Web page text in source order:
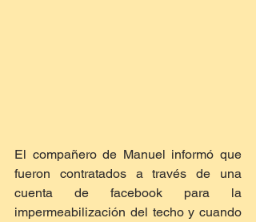
El compañero de Manuel informó que
fueron contratados a través de una
cuenta de facebook para la
impermeabilización del techo y cuando